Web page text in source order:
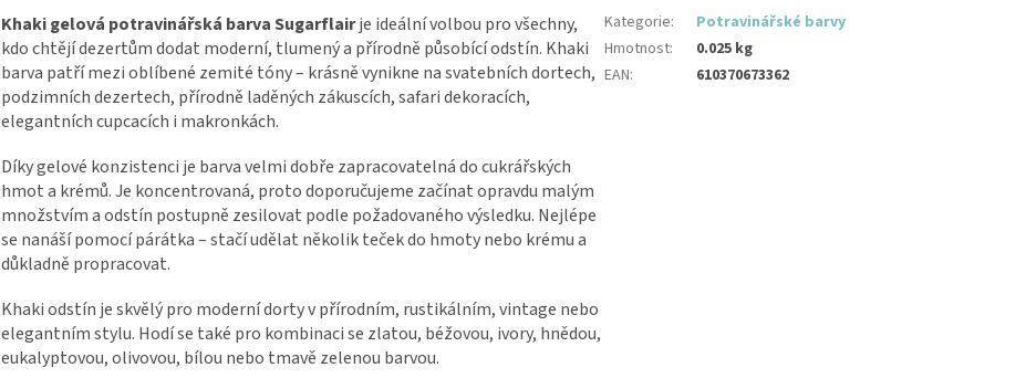
Khaki gelová potravinářská barva Sugarflairje ideální volbou pro všechny,
kdo chtějí dezertům dodat moderní, tlumený a přírodně působící odstín. Khaki
barva patří mezi oblíbené zemité tóny – krásně vynikne na svatebních dortech,
podzimních dezertech, přírodně laděných zákuscích, safari dekoracích,
elegantních cupcacích i makronkách.
Díky gelové konzistenci je barva velmi dobře zapracovatelná do cukrářských
hmot a krémů. Je koncentrovaná, proto doporučujeme začínat opravdu malým
množstvím a odstín postupně zesilovat podle požadovaného výsledku. Nejlépe
se nanáší pomocí párátka – stačí udělat několik teček do hmoty nebo krému a
důkladně propracovat.
Khaki odstín je skvělý pro moderní dorty v přírodním, rustikálním, vintage nebo
elegantním stylu. Hodí se také pro kombinaci se zlatou, béžovou, ivory, hnědou,
eukalyptovou, olivovou, bílou nebo tmavě zelenou barvou.
Kategorie:
Potravinářské barvy
Hmotnost:
0.025 kg
EAN: 610370673362